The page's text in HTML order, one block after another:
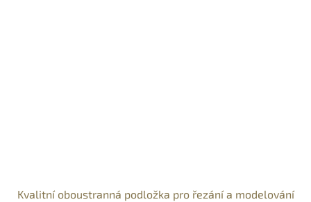
Kvalitní oboustranná podložka pro řezání a modelování